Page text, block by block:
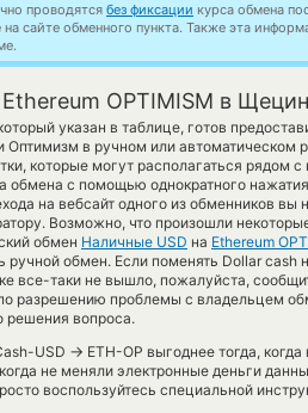
проводятся без фиксации курса обмена
сайте обменного пункта. Также эта
OPTIMISM в
указан в таблице, готов
Оптимизм в ручном или автоматическом
которые могут располагаться рядом
обмена с помощью однократного
на вебсайт одного из обменников
Возможно, что произошли
обмен Наличные USD на Ethereum
обмен. Если поменять Dollar cash
все-таки не вышло, пожалуйста,
разрешению проблемы с владельцем
решения вопроса.
USD → ETH-OP выгоднее тогда,
не меняли электронные деньги
воспользуйтесь специальной